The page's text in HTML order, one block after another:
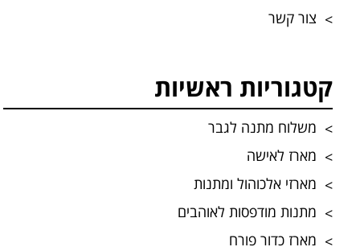
צור קשר
קטגוריות ראשיות
משלוח מתנה לגבר
מארז לאישה
מארזי אלכוהול ומתנות
מתנות מודפסות לאוהבים
מארז כדור פורח